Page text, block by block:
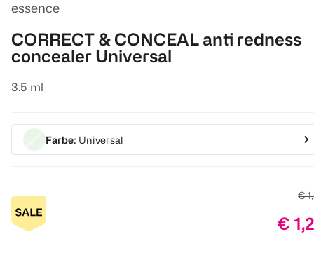
essence
CORRECT & CONCEAL anti redness
concealer Universal
3.5 ml
Farbe: Universal
€
€